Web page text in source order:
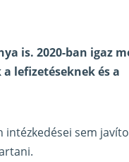
is. 2020-ban igaz
lefizetéseknek és a
intézkedései sem